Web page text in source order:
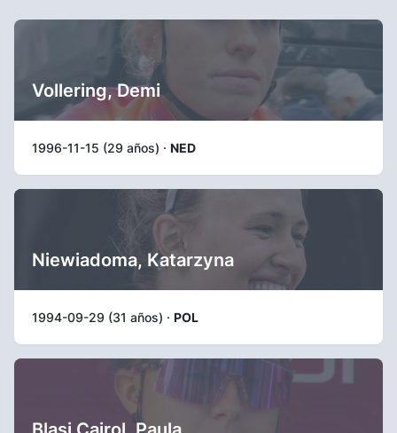
Vollering, Demi
1996-11-15 (29 años) · NED
Niewiadoma, Katarzyna
1994-09-29 (31 años) · POL